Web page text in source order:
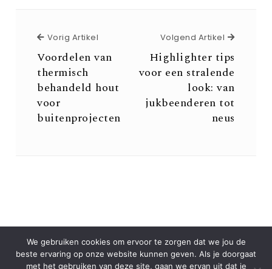
Vorig Artikel
Voordelen van
thermisch
behandeld hout
voor
buitenprojecten
Volgend Artikel Volgend
Highlighter tips
voor een stralende
look: van
jukbeenderen tot
neus
We gebruiken cookies om ervoor te zorgen dat we jou de
beste ervaring op onze website kunnen geven. Als je doorgaat
met het gebruiken van deze site, gaan we ervan uit dat je